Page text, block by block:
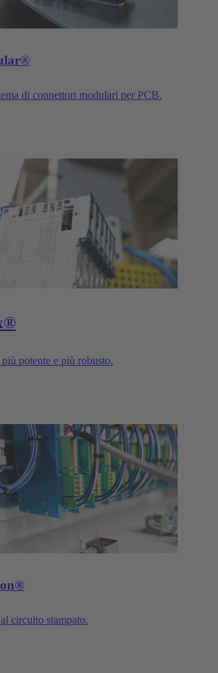
di connettori modulari per PCB.
potente e più robusto.
circuito stampato.